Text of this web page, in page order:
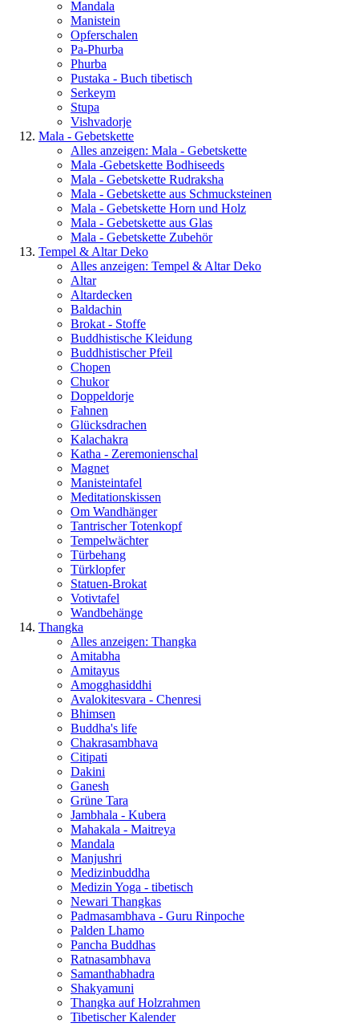
Mandala
Manistein
Opferschalen
Pa-Phurba
Phurba
Pustaka - Buch tibetisch
Serkeym
Stupa
Vishvadorje
Mala - Gebetskette
Alles anzeigen: Mala - Gebetskette
Mala -Gebetskette Bodhiseeds
Mala - Gebetskette Rudraksha
Mala - Gebetskette aus Schmucksteinen
Mala - Gebetskette Horn und Holz
Mala - Gebetskette aus Glas
Mala - Gebetskette Zubehör
Tempel & Altar Deko
Alles anzeigen: Tempel & Altar Deko
Altar
Altardecken
Baldachin
Brokat - Stoffe
Buddhistische Kleidung
Buddhistischer Pfeil
Chopen
Chukor
Doppeldorje
Fahnen
Glücksdrachen
Kalachakra
Katha - Zeremonienschal
Magnet
Manisteintafel
Meditationskissen
Om Wandhänger
Tantrischer Totenkopf
Tempelwächter
Türbehang
Türklopfer
Statuen-Brokat
Votivtafel
Wandbehänge
Thangka
Alles anzeigen: Thangka
Amitabha
Amitayus
Amogghasiddhi
Avalokitesvara - Chenresi
Bhimsen
Buddha's life
Chakrasambhava
Citipati
Dakini
Ganesh
Grüne Tara
Jambhala - Kubera
Mahakala - Maitreya
Mandala
Manjushri
Medizinbuddha
Medizin Yoga - tibetisch
Newari Thangkas
Padmasambhava - Guru Rinpoche
Palden Lhamo
Pancha Buddhas
Ratnasambhava
Samanthabhadra
Shakyamuni
Thangka auf Holzrahmen
Tibetischer Kalender